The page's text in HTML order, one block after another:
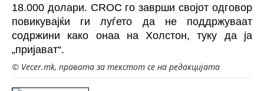
18.000 долари. CROC го заврши својот одговор
повикувајќи ги луѓето да не поддржуваат
содржини како онаа на Холстон, туку да ја
„пријават“.
© Vecer.mk, правата за текстот се на редакцијата